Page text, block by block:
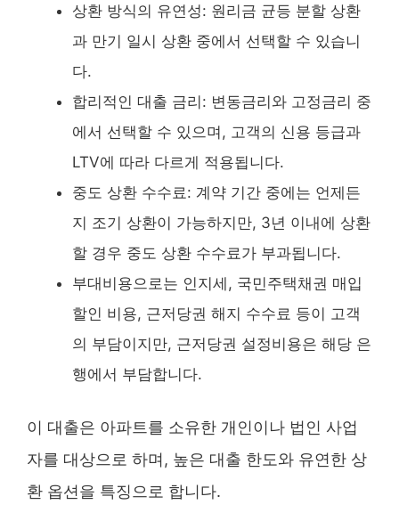
상환 방식의 유연성: 원리금 균등 분할 상환
과 만기 일시 상환 중에서 선택할 수 있습니
다.
합리적인 대출 금리: 변동금리와 고정금리 중
에서 선택할 수 있으며, 고객의 신용 등급과
LTV에 따라 다르게 적용됩니다.
중도 상환 수수료: 계약 기간 중에는 언제든
지 조기 상환이 가능하지만, 3년 이내에 상환
할 경우 중도 상환 수수료가 부과됩니다.
부대비용으로는 인지세, 국민주택채권 매입
할인 비용, 근저당권 해지 수수료 등이 고객
의 부담이지만, 근저당권 설정비용은 해당 은
행에서 부담합니다.
이 대출은 아파트를 소유한 개인이나 법인 사업
자를 대상으로 하며, 높은 대출 한도와 유연한 상
환 옵션을 특징으로 합니다.